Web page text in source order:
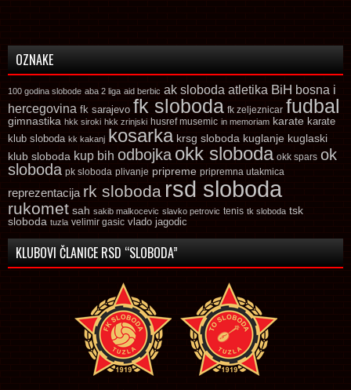
OZNAKE
100 godina slobode aba 2 liga aid berbic ak sloboda atletika BiH bosna i
hercegovina fk sarajevo fk sloboda fk zeljeznicar fudbal
gimnastika hkk siroki hkk zrinjski husref musemic in memoriam karate karate
klub sloboda kk kakanj kosarka krsg sloboda kuglanje kuglaski
klub sloboda kup bih odbojka okk sloboda okk spars ok
sloboda pk sloboda plivanje pripreme pripremna utakmica
reprezentacija rk sloboda rsd sloboda
rukomet sah sakib malkocevic slavko petrovic tenis tk sloboda tsk
sloboda tuzla velimir gasic vlado jagodic
KLUBOVI ČLANICE RSD “SLOBODA”